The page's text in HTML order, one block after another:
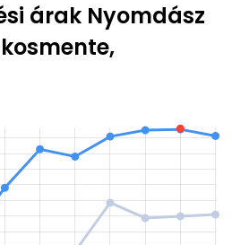
árak Nyomdász